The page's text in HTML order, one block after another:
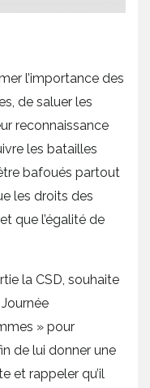
l’importance des
de saluer les
reconnaissance
les batailles
bafoués partout
les droits des
que l’égalité de
la CSD, souhaite
» pour
de lui donner une
et rappeler qu’il